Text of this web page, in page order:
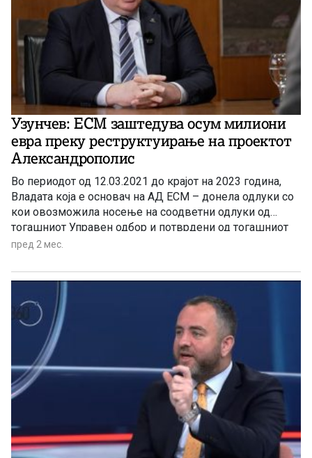
Узунчев: ЕСМ заштедува осум милиони
евра преку реструктуирање на проектот
Александрополис
Во периодот од 12.03.2021 до крајот на 2023 година,
Владата која е основач на АД ЕСМ – донела одлуки со
кои овозможила носење на соодветни одлуки од
тогашниот Управен одбор и потврдени од тогашниот
Надзорен oдбор на компанијата, за склучување на
ЛНГ терминалот и закупување на капацитет за
раскине таквиот договор, за фиксно утврдени
количини на гас од 4,95 гигават часови на ден (GWh/
ден) или 1,8 терават часови (TWh) годишно.
пред 2 мес.